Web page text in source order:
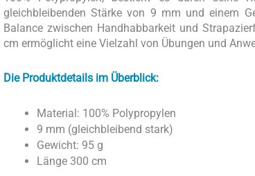
gleichbleibenden Stärke von 9 mm und einem
Balance zwischen Handhabbarkeit und
cm ermöglicht eine Vielzahl von Übungen und
Die Produktdetails im Überblick:
Material: 100% Polypropylen
9 mm (gleichbleibend stark)
Gewicht: 95 g
Länge 300 cm